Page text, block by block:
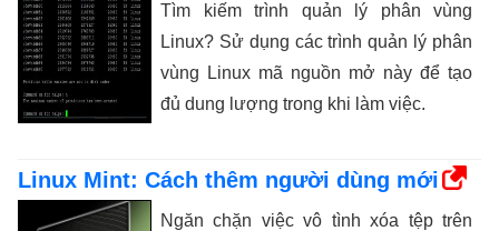
Tìm kiếm trình quản lý phân vùng
Linux? Sử dụng các trình quản lý phân
vùng Linux mã nguồn mở này để tạo
đủ dung lượng trong khi làm việc.
Linux Mint: Cách thêm người dùng mới
Ngăn chặn việc vô tình xóa tệp trên